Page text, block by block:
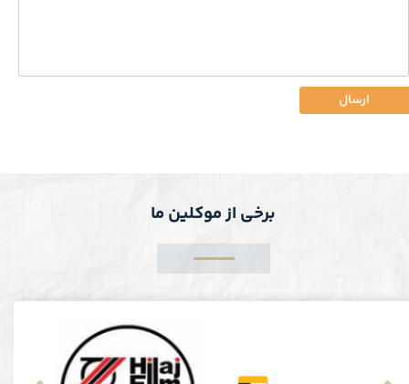
ارسال
برخی از موکلین ما